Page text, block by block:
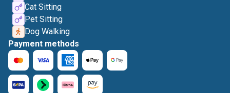
Cat Sitting
Pet Sitting
Dog Walking
Payment methods